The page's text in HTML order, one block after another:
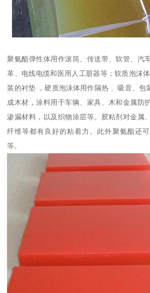
聚氨酯弹性体用作滚筒、传送带、软管、汽
革、电线电缆和医用人工脏器等；软质泡沫
装的衬垫 ，硬质泡沫体用作隔热 、吸音、包
成木材，涂料用于车辆、家具、木和金属防
渗漏材料，以及织物涂层等。胶粘剂对金属
纤维等都有良好的粘着力。此外聚氨酯还
等。